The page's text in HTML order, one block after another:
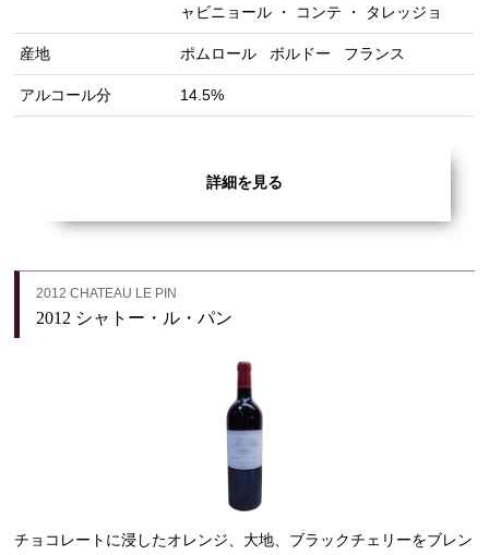
ャビニョール ・ コンテ ・ タレッジョ
産地 ポムロール ボルドー フランス
アルコール分 14.5%
詳細を見る
2012 CHATEAU LE PIN
2012 シャトー・ル・パン
チョコレートに浸したオレンジ、大地、ブラックチェリーをブレン